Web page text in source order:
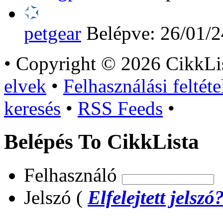
petgear Belépve: 26/01/
• Copyright © 2026
elvek • Felhasználási
keresés • RSS Feeds •
Belépés To CikkLista
Felhasználó
Jelszó ( Elfelejtett